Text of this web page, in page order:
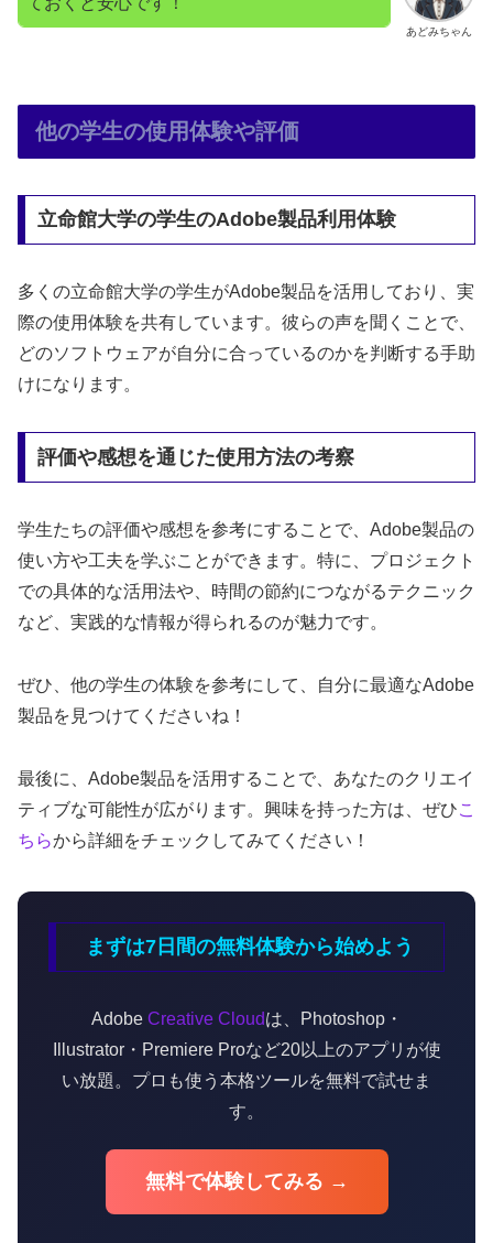
あどみちゃん
他の学生の使用体験や評価
立命館大学の学生のAdobe製品利用体験
多くの立命館大学の学生がAdobe製品を活用しており、実
際の使用体験を共有しています。彼らの声を聞くことで、
どのソフトウェアが自分に合っているのかを判断する手助
けになります。
評価や感想を通じた使用方法の考察
学生たちの評価や感想を参考にすることで、Adobe製品の
使い方や工夫を学ぶことができます。特に、プロジェクト
での具体的な活用法や、時間の節約につながるテクニック
など、実践的な情報が得られるのが魅力です。
ぜひ、他の学生の体験を参考にして、自分に最適なAdobe
製品を見つけてくださいね！
最後に、Adobe製品を活用することで、あなたのクリエイ
ティブな可能性が広がります。興味を持った方は、ぜひこ
ちらから詳細をチェックしてみてください！
まずは7日間の無料体験から始めよう
Adobe Creative Cloudは、Photoshop・
Illustrator・Premiere Proなど20以上のアプリが使
い放題。プロも使う本格ツールを無料で試せま
す。
無料で体験してみる →